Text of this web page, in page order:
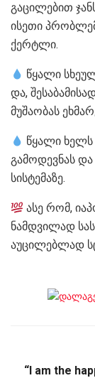
გაცილებით
ისეთი
ქერტლი.
წყალი
და,
მუშაობას
წყალი ხელს
გამოდევნას
სისტემაზე.
ასე რომ,
ნამდვილად
აუცილებლად
“I am the